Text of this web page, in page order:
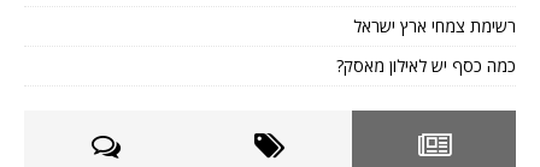
רשימת צמחי ארץ ישראל
כמה כסף יש לאילון מאסק?